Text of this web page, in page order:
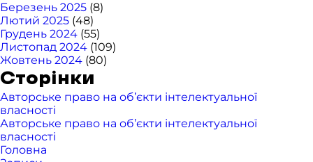
Березень 2025 (8)
Лютий 2025 (48)
Грудень 2024 (55)
Листопад 2024 (109)
Жовтень 2024 (80)
Сторінки
Авторське право на об’єкти інтелектуальної
власності
Авторське право на об’єкти інтелектуальної
власності
Головна